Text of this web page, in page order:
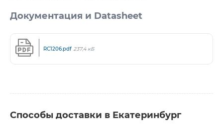
Документация и Datasheet
RC1206.pdf 237,4 кБ
Способы доставки в Екатеринбург